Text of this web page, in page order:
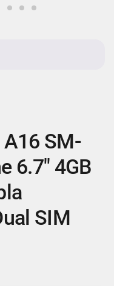
SM-
6.7" 4GB
SIM